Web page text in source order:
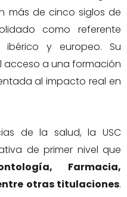
más de cinco siglos de
como referente
y europeo. Su
a una formación
al impacto real en
de la salud, la USC
de primer nivel que
Farmacia,
otras titulaciones.